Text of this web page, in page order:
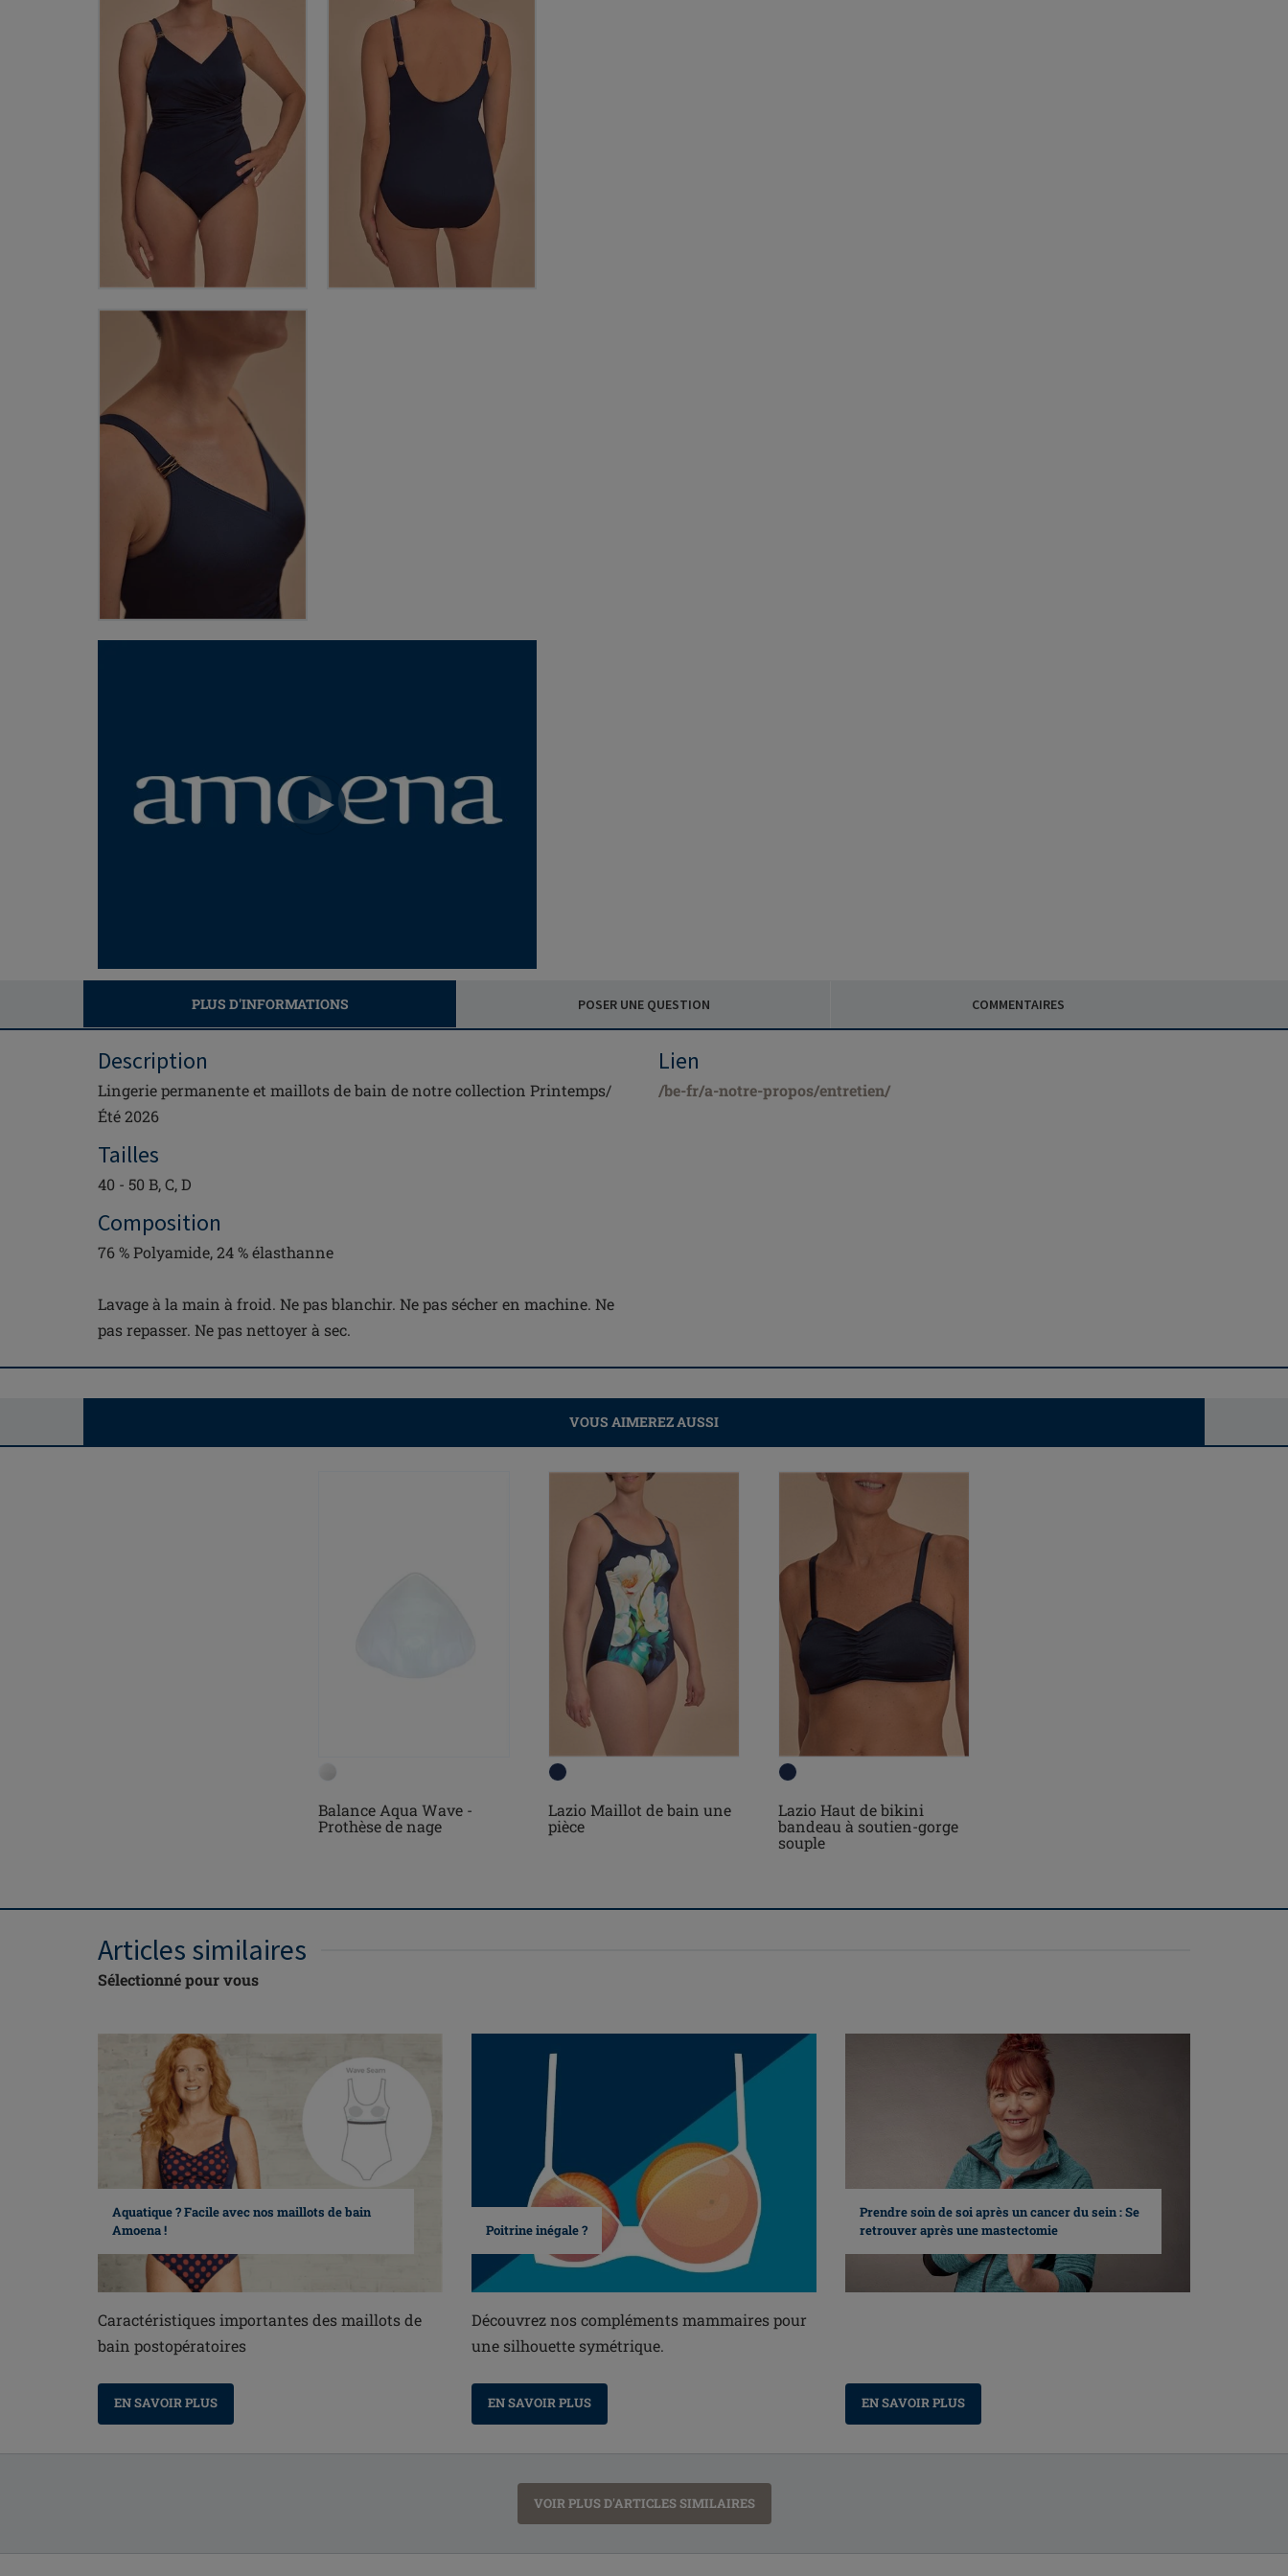
PLUS D'INFORMATIONS POSER UNE QUESTION COMMENTAIRES
Description
Lingerie permanente et maillots de bain de notre collection Printemps/
Été 2026
Tailles
40 - 50 B, C, D
Composition
76 % Polyamide, 24 % élasthanne
Lavage à la main à froid. Ne pas blanchir. Ne pas sécher en machine. Ne
pas repasser. Ne pas nettoyer à sec.
Lien
/be-fr/a-notre-propos/entretien/
VOUS AIMEREZ AUSSI
Balance Aqua Wave -
Prothèse de nage
Lazio Maillot de bain une
pièce
Lazio Haut de bikini
bandeau à soutien-gorge
souple
Articles similaires
Sélectionné pour vous
Aquatique ? Facile avec nos maillots de bain
Amoena !
Caractéristiques importantes des maillots de
bain postopératoires
EN SAVOIR PLUS
Poitrine inégale ?
Découvrez nos compléments mammaires pour
une silhouette symétrique.
EN SAVOIR PLUS
Prendre soin de soi après un cancer du sein : Se
retrouver après une mastectomie
EN SAVOIR PLUS
VOIR PLUS D'ARTICLES SIMILAIRES